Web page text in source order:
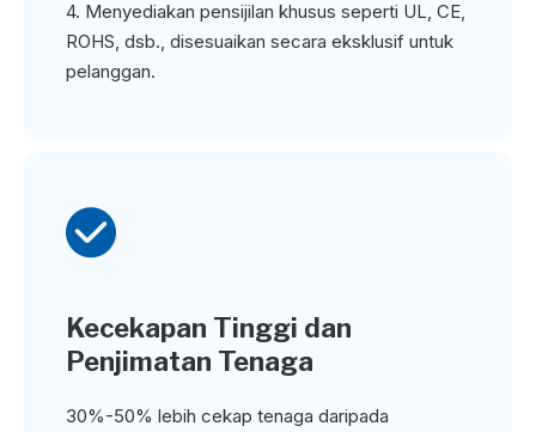
4. Menyediakan pensijilan khusus seperti UL, CE,
ROHS, dsb., disesuaikan secara eksklusif untuk
pelanggan.

Kecekapan Tinggi dan
Penjimatan Tenaga
30%-50% lebih cekap tenaga daripada